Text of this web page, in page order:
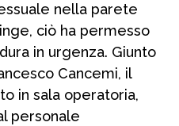
nella parete
ciò ha permesso
in urgenza. Giunto
Cancemi, il
in sala operatoria,
personale